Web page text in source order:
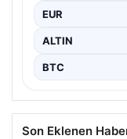
EUR
ALTIN
BTC
Son Eklenen